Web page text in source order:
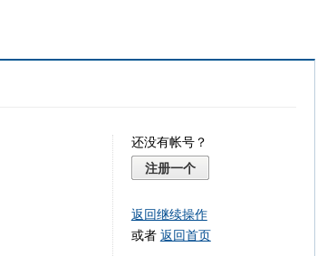
还没有帐号？
注册一个
返回继续操作
或者 返回首页